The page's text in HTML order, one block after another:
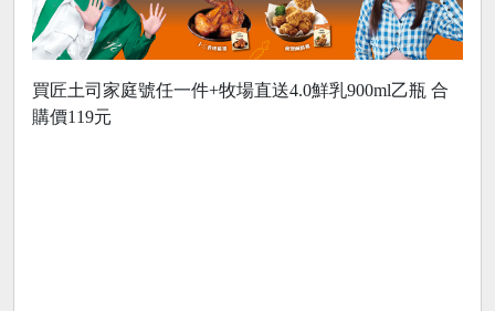
買匠土司家庭號任一件+牧場直送4.0鮮乳900ml乙瓶 合
購價119元